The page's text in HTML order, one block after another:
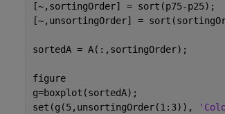
[~,sortingOrder] = sort(p75-p25);
[~,unsortingOrder] =
sortedA = A(:,sortingOrder);
figure
g=boxplot(sortedA);
set(g(5,unsortingOrder(1:3)),